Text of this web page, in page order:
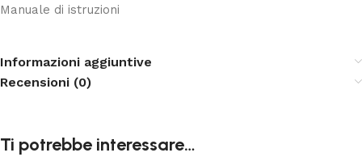
Manuale di istruzioni
Informazioni aggiuntive
Recensioni (0)
Ti potrebbe interessare…